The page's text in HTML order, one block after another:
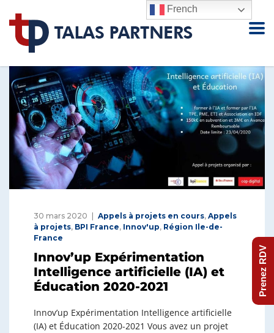
30 mars 2020 Appels à projets en cours, Appels
à projets, BPI France, Innov'up, Région Ile-de-
France
Innov’up Expérimentation
Intelligence artificielle (IA) et
Éducation 2020-2021
Innov’up Expérimentation Intelligence artificielle
(IA) et Éducation 2020-2021 Vous avez un projet
French
Prenez RDV